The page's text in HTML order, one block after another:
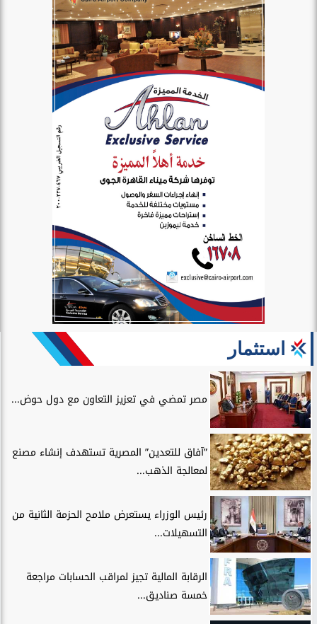
استثمار
مصر تمضي في تعزيز التعاون مع دول حوض...
”آفاق للتعدين” المصرية تستهدف إنشاء مصنع
لمعالجة الذهب...
رئيس الوزراء يستعرض ملامح الحزمة الثانية من
التسهيلات...
الرقابة المالية تجيز لمراقب الحسابات مراجعة
خمسة صناديق...